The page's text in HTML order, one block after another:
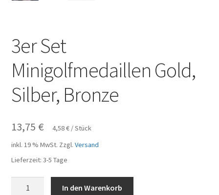
3er Set
Minigolfmedaillen Gold,
Silber, Bronze
13,75 € 4,58€ /Stück
inkl. 19 % MwSt. Zzgl. Versand
Lieferzeit: 3-5 Tage
In den Warenkorb